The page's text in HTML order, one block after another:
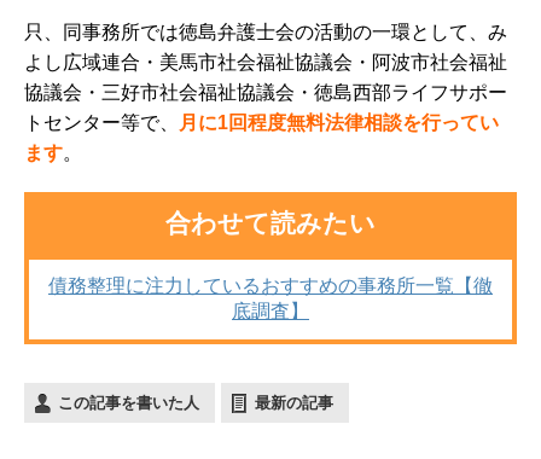
只、同事務所では徳島弁護士会の活動の一環として、み
よし広域連合・美馬市社会福祉協議会・阿波市社会福祉
協議会・三好市社会福祉協議会・徳島西部ライフサポー
トセンター等で、
月に1回程度無料法律相談を行ってい
ます。
合わせて読みたい
債務整理に注力しているおすすめの事務所一覧【徹
底調査】
この記事を書いた人 最新の記事